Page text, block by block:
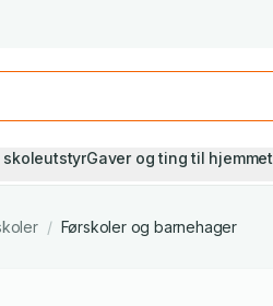
skoleutstyrGaver og ting til hjemmet
/ Førskoler og barnehager